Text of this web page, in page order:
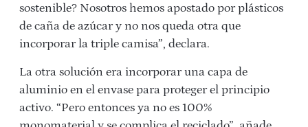
sostenible? Nosotros hemos apostado por plásticos
de caña de azúcar y no nos queda otra que
incorporar la triple camisa”, declara.
La otra solución era incorporar una capa de
aluminio en el envase para proteger el principio
activo. “Pero entonces ya no es 100%